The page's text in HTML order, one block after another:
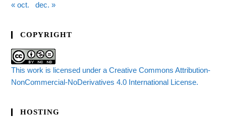
« oct. dec. »
COPYRIGHT
This work is licensed under a Creative Commons Attribution-
NonCommercial-NoDerivatives 4.0 International License.
HOSTING